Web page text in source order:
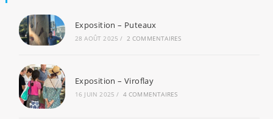
Exposition – Puteaux
28 AOÛT 2025 / 2 COMMENTAIRES
Exposition – Viroflay
16 JUIN 2025 / 4 COMMENTAIRES